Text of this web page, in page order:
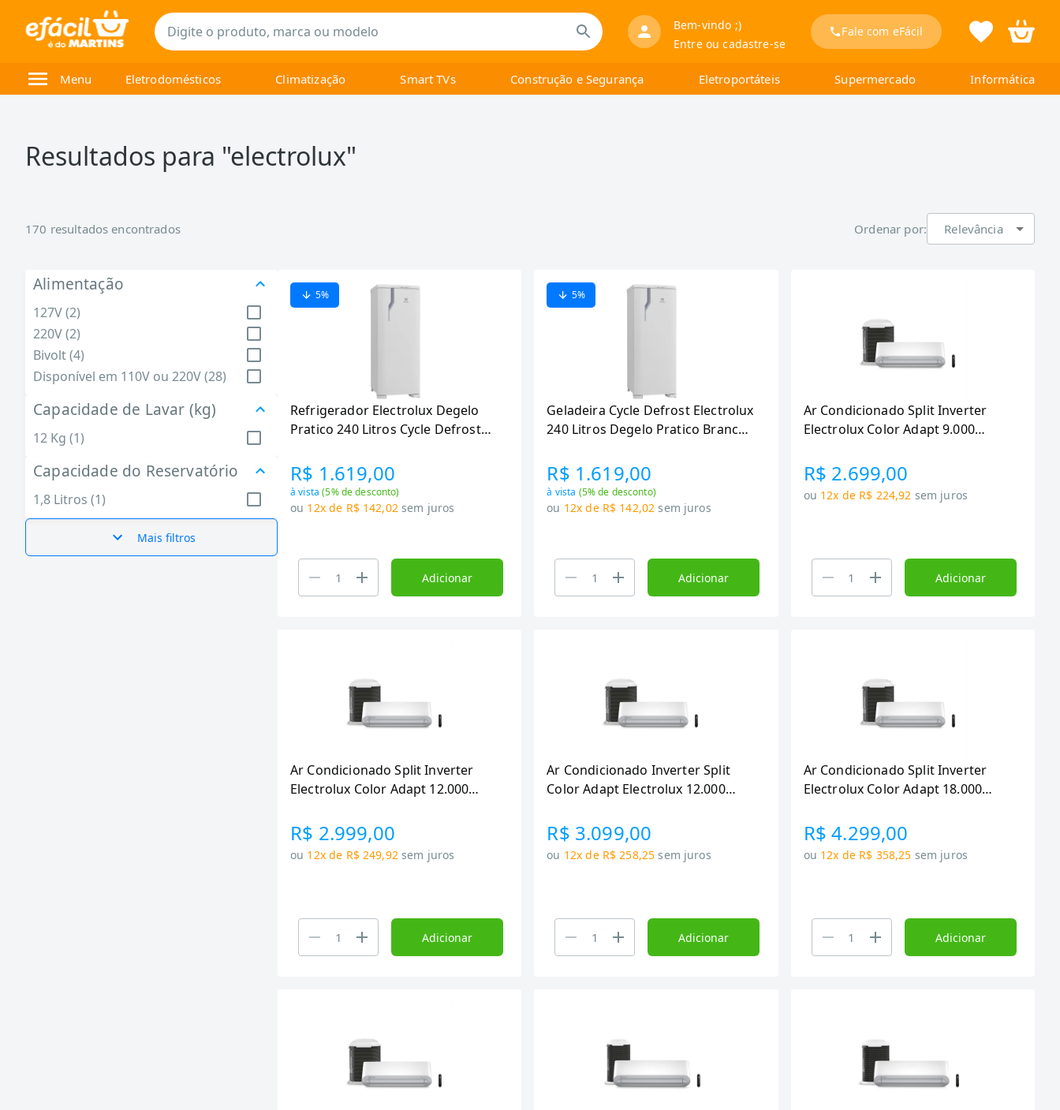
Bem-vindo ;)
Entre ou cadastre-se
Fale com eFácil
Menu Eletrodomésticos Climatização Smart TVs Construção e Segurança Eletroportáteis Supermercado Informática
Resultados para "electrolux"
170 resultados encontrados Ordenar por: Relevância
Alimentação
127V (2)
220V (2)
Bivolt (4)
Disponível em 110V ou 220V (28)
Capacidade de Lavar (kg)
12 Kg (1)
Capacidade do Reservatório
1,8 Litros (1)
Mais filtros
5%
Refrigerador Electrolux Degelo
Pratico 240 Litros Cycle Defrost
R$ 1.619,00
à vista(5% de desconto)
ou 12x de R$ 142,02 sem juros
Adicionar
5%
Geladeira Cycle Defrost Electrolux
240 Litros Degelo Pratico Branco
R$ 1.619,00
à vista (5% de desconto)
ou 12x de R$ 142,02 sem juros
Adicionar
Ar Condicionado Split Inverter
Electrolux Color Adapt 9.000
R$ 2.699,00
ou 12x de R$ 224,92 sem juros
Adicionar
Ar Condicionado Split Inverter
Electrolux Color Adapt 12.000
R$ 2.999,00
ou 12x de R$ 249,92 sem juros
Adicionar
Ar Condicionado Inverter Split
Color Adapt Electrolux 12.000
YE12R)
R$ 3.099,00
ou 12x de R$ 258,25 sem juros
Adicionar
Ar Condicionado Split Inverter
Electrolux Color Adapt 18.000
R$ 4.299,00
ou 12x de R$ 358,25 sem juros
Adicionar